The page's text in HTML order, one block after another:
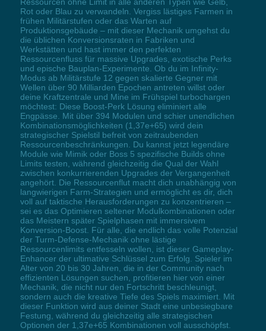
Ressourcen ohne Limit in alle anderen Typen wie Gelb,
Rot oder Blau zu verwandeln. Vergiss lästiges Farmen in
frühen Militärstufen oder das Warten auf
Produktionsgebäude – mit dieser Mechanik umgehst du
die üblichen Konversionsraten in Fabriken und
Werkstätten und hast immer den perfekten
Ressourcenfluss für massive Upgrades, exotische Perks
und epische Bauplan-Experimente. Ob du im Infinity-
Modus ab Militärstufe 12 gegen skalierte Gegner mit
Wellen über 90 Milliarden Epochen antreten willst oder
deine Kraftzentrale und Mine im Frühspiel turbochargen
möchtest: Diese Boost-Perk Lösung eliminiert alle
Engpässe. Mit über 394 Modulen und schier unendlichen
Kombinationsmöglichkeiten (1,37e+65) wird dein
strategischer Spielstil befreit von zeitraubenden
Ressourcenbeschränkungen. Du kannst jetzt legendäre
Module wie Mimik oder Boss 5 spezifische Builds ohne
Limits testen, während gleichzeitig die Qual der Wahl
zwischen konkurrierenden Upgrades der Vergangenheit
angehört. Die Ressourcenflut macht dich unabhängig von
langwierigen Farm-Strategien und ermöglicht es dir, dich
voll auf taktische Herausforderungen zu konzentrieren –
sei es das Optimieren seltener Modulkombinationen oder
das Meistern später Spielphasen mit immersivem
Konversion-Boost. Für alle, die endlich das volle Potenzial
der Turm-Defense-Mechanik ohne lästige
Ressourcenlimits entfesseln wollen, ist dieser Gameplay-
Enhancer der ultimative Schlüssel zum Erfolg. Spieler im
Alter von 20 bis 30 Jahren, die in der Community nach
effizienten Lösungen suchen, profitieren hier von einer
Mechanik, die nicht nur den Fortschritt beschleunigt,
sondern auch die kreative Tiefe des Spiels maximiert. Mit
dieser Funktion wird aus deiner Stadt eine unbesiegbare
Festung, während du gleichzeitig alle strategischen
Optionen der 1,37e+65 Kombinationen voll ausschöpfst.